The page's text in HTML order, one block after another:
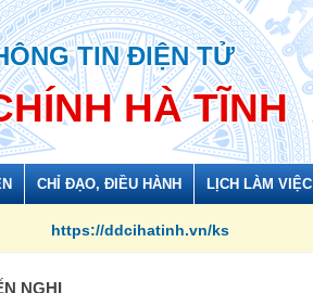
TIN ĐIỆN TỬ
HÀ TĨNH
CHỈ ĐẠO, ĐIỀU HÀNH LỊCH LÀM VIỆC
ddcihatinh.vn/ks
NGHỊ